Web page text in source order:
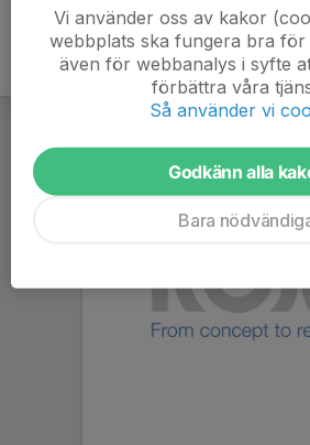
Vi använder oss av kakor
webbplats ska fungera bra för
även för webbanalys i syfte
förbättra våra
Så använder vi
Godkänn alla
Bara